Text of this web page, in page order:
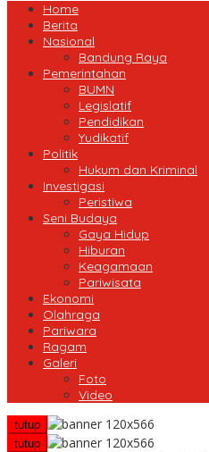
Home
Berita
Nasional
Bandung Raya
Pemerintahan
BUMN
Legislatif
Pendidikan
Yudikatif
Politik
Hukum dan Kriminal
Investigasi
Peristiwa
Seni Budaya
Gaya Hidup
Hiburan
Keagamaan
Pariwisata
Ekonomi
Olahraga
Pariwara
Ragam
Galeri
Foto
Video
tutup
tutup